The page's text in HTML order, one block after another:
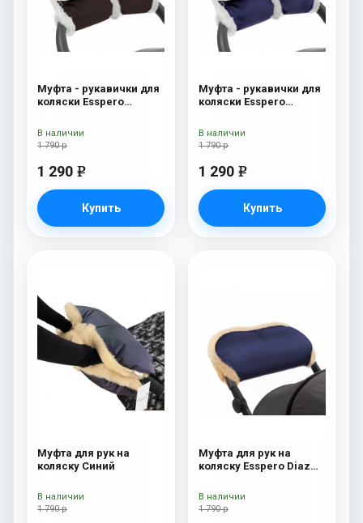
Муфта - рукавички для
коляски Esspero
шерсть) Chocolat
1 790 р
1 290 e
Купить
В наличии
Муфта - рукавички для
коляски Esspero
шерсть) Navy
1 790 р
1 290 e
Купить
В наличии
Муфта для рук на
коляску Синий
1 790 р
В наличии
Муфта для рук на
коляску Esspero Diaz
Navy
1 790 р
В наличии